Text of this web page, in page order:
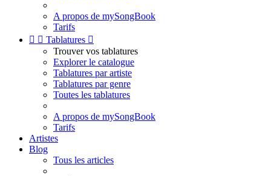
A propos de mySongBook
Tarifs
  Tablatures 
Trouver vos tablatures
Explorer le catalogue
Tablatures par artiste
Tablatures par genre
Toutes les tablatures
A propos de mySongBook
Tarifs
Artistes
Blog
Tous les articles